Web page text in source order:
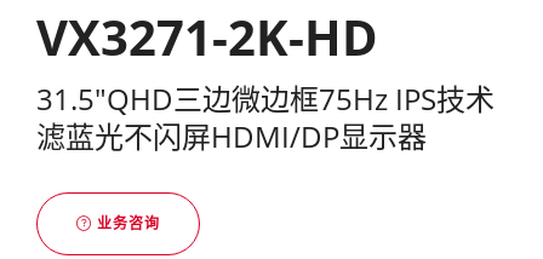
VX3271-2K-HD
31.5"QHD三边微边框75Hz IPS技术
滤蓝光不闪屏HDMI/DP显示器
业务咨询